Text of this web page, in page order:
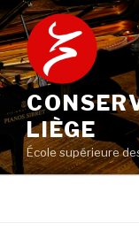
Aller
au
contenu
principal
LIÈGE
École supérieure